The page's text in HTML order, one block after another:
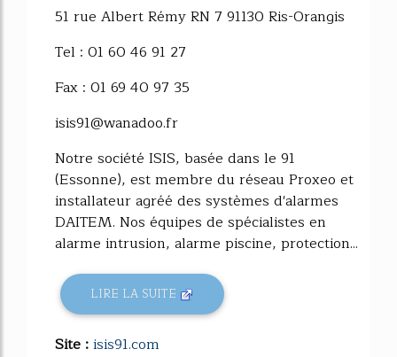
51 rue Albert Rémy RN 7 91130 Ris-Orangis
Tel : 01 60 46 91 27
Fax : 01 69 40 97 35
isis91@wanadoo.fr
Notre société ISIS, basée dans le 91
(Essonne), est membre du réseau Proxeo et
installateur agréé des systèmes d'alarmes
DAITEM. Nos équipes de spécialistes en
alarme intrusion, alarme piscine, protection...
LIRE LA SUITE
Site :isis91.com